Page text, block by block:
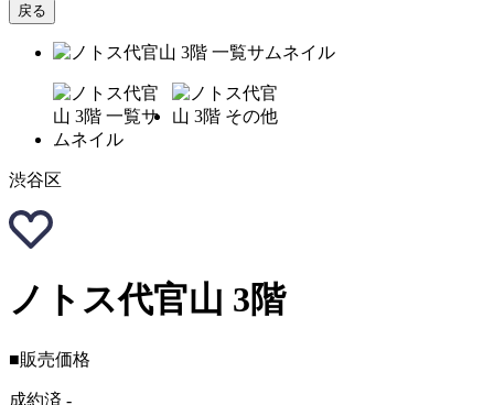
戻る
渋谷区
ノトス代官山 3階
■販売価格
成約済 -